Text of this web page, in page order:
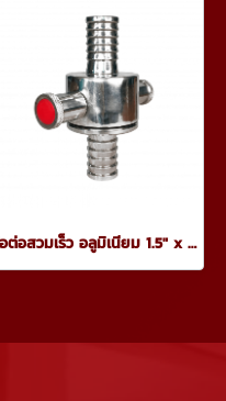
ข้อต่อสวมเร็ว อลูมิเนียม 1.5" x 2.5"